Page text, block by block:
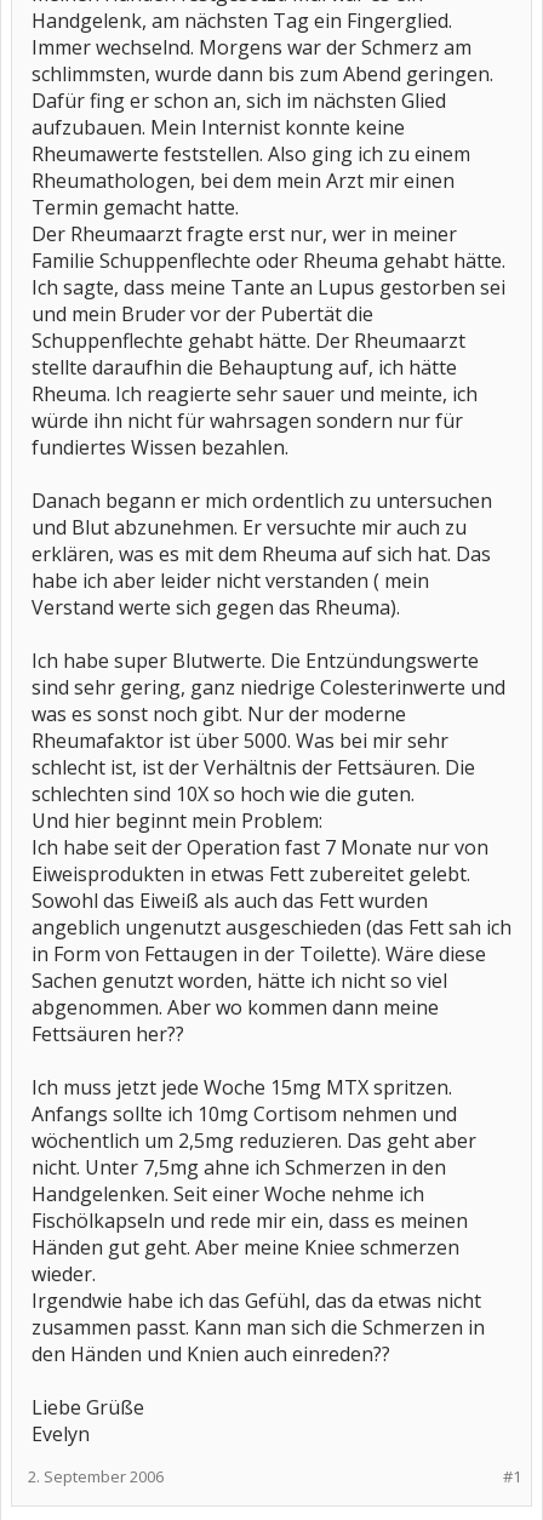
Handgelenk, am nächsten Tag ein Fingerglied.
Immer wechselnd. Morgens war der Schmerz am
schlimmsten, wurde dann bis zum Abend geringen.
Dafür fing er schon an, sich im nächsten Glied
aufzubauen. Mein Internist konnte keine
Rheumawerte feststellen. Also ging ich zu einem
Rheumathologen, bei dem mein Arzt mir einen
Termin gemacht hatte.
Der Rheumaarzt fragte erst nur, wer in meiner
Familie Schuppenflechte oder Rheuma gehabt hätte.
Ich sagte, dass meine Tante an Lupus gestorben sei
und mein Bruder vor der Pubertät die
Schuppenflechte gehabt hätte. Der Rheumaarzt
stellte daraufhin die Behauptung auf, ich hätte
Rheuma. Ich reagierte sehr sauer und meinte, ich
würde ihn nicht für wahrsagen sondern nur für
fundiertes Wissen bezahlen.
Danach begann er mich ordentlich zu untersuchen
und Blut abzunehmen. Er versuchte mir auch zu
erklären, was es mit dem Rheuma auf sich hat. Das
habe ich aber leider nicht verstanden ( mein
Verstand werte sich gegen das Rheuma).
Ich habe super Blutwerte. Die Entzündungswerte
sind sehr gering, ganz niedrige Colesterinwerte und
was es sonst noch gibt. Nur der moderne
Rheumafaktor ist über 5000. Was bei mir sehr
schlecht ist, ist der Verhältnis der Fettsäuren. Die
schlechten sind 10X so hoch wie die guten.
Und hier beginnt mein Problem:
Ich habe seit der Operation fast 7 Monate nur von
Eiweisprodukten in etwas Fett zubereitet gelebt.
Sowohl das Eiweiß als auch das Fett wurden
angeblich ungenutzt ausgeschieden (das Fett sah ich
in Form von Fettaugen in der Toilette). Wäre diese
Sachen genutzt worden, hätte ich nicht so viel
abgenommen. Aber wo kommen dann meine
Fettsäuren her??
Ich muss jetzt jede Woche 15mg MTX spritzen.
Anfangs sollte ich 10mg Cortisom nehmen und
wöchentlich um 2,5mg reduzieren. Das geht aber
nicht. Unter 7,5mg ahne ich Schmerzen in den
Handgelenken. Seit einer Woche nehme ich
Fischölkapseln und rede mir ein, dass es meinen
Händen gut geht. Aber meine Kniee schmerzen
wieder.
Irgendwie habe ich das Gefühl, das da etwas nicht
zusammen passt. Kann man sich die Schmerzen in
den Händen und Knien auch einreden??
Liebe Grüße
Evelyn
#1
2. September 2006